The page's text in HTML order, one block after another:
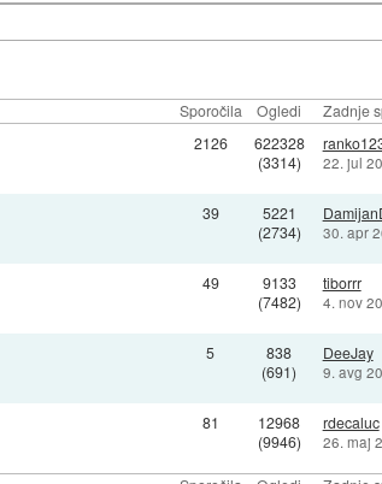
Sporočila Ogledi Zadnje
2126
622328
(3314)
22. jul
39
5221
(2734)
30. apr
49
9133
(7482)
tiborrr
4. nov
5
838
(691)
DeeJay
9. avg
81
12968
(9946)
rdecaluc
26. maj